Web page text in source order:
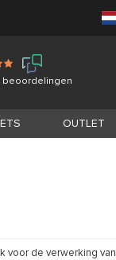
beoordelingen
OUTLET
voor de verwerking van